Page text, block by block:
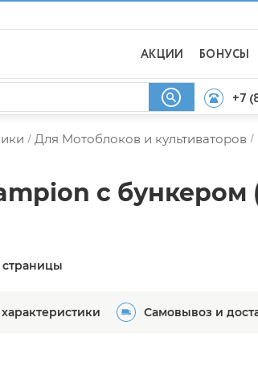
АКЦИИ БОНУСЫ
+7
/ Для Мотоблоков и культиваторов /
с
страницы
Самовывоз и